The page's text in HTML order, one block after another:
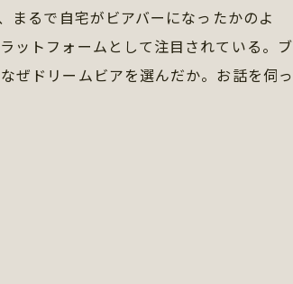
まるで自宅がビアバーになったかのよ
ットフォームとして注目されている。ブ
ぜドリームビアを選んだか。お話を伺っ